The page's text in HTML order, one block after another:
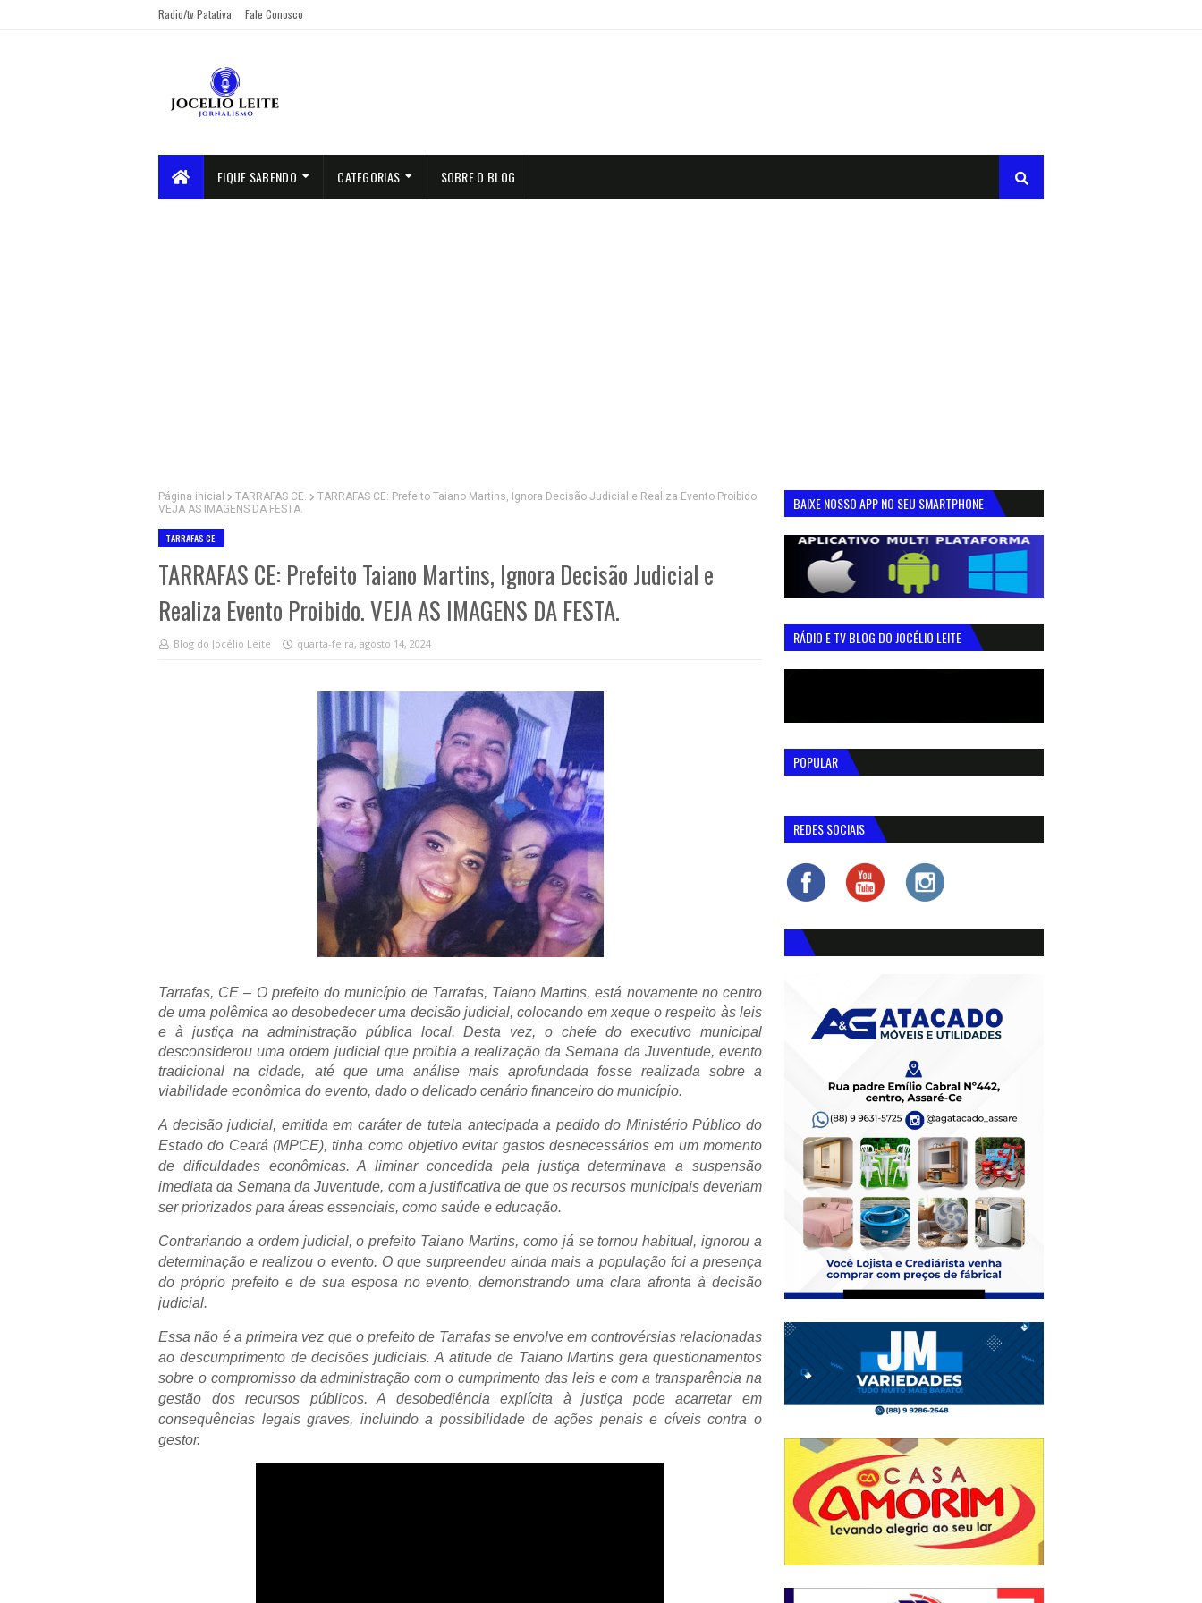
Radio/tv Patativa Fale Conosco
FIQUE SABENDO CATEGORIAS SOBRE O BLOG
Página inicial TARRAFAS CE.
TARRAFAS CE: Prefeito Taiano Martins, Ignora Decisão Judicial e Realiza Evento Proibido.
VEJA AS IMAGENS DA FESTA.
TARRAFAS CE.
TARRAFAS CE: Prefeito Taiano Martins, Ignora Decisão Judicial e
Realiza Evento Proibido. VEJA AS IMAGENS DA FESTA.
Blog do Jocélio Leite quarta-feira, agosto 14, 2024
Tarrafas, CE – O prefeito do município de Tarrafas, Taiano Martins, está novamente no centro
de uma polêmica ao desobedecer uma decisão judicial, colocando em xeque o respeito às leis
e à justiça na administração pública local. Desta vez, o chefe do executivo municipal
desconsiderou uma ordem judicial que proibia a realização da Semana da Juventude, evento
tradicional na cidade, até que uma análise mais aprofundada fosse realizada sobre a
viabilidade econômica do evento, dado o delicado cenário financeiro do município.
A decisão judicial, emitida em caráter de tutela antecipada a pedido do Ministério Público do
Estado do Ceará (MPCE), tinha como objetivo evitar gastos desnecessários em um momento
de dificuldades econômicas. A liminar concedida pela justiça determinava a suspensão
imediata da Semana da Juventude, com a justificativa de que os recursos municipais deveriam
ser priorizados para áreas essenciais, como saúde e educação.
Contrariando a ordem judicial, o prefeito Taiano Martins, como já se tornou habitual, ignorou a
determinação e realizou o evento. O que surpreendeu ainda mais a população foi a presença
do próprio prefeito e de sua esposa no evento, demonstrando uma clara afronta à decisão
judicial.
Essa não é a primeira vez que o prefeito de Tarrafas se envolve em controvérsias relacionadas
ao descumprimento de decisões judiciais. A atitude de Taiano Martins gera questionamentos
sobre o compromisso da administração com o cumprimento das leis e com a transparência na
gestão dos recursos públicos. A desobediência explícita à justiça pode acarretar em
consequências legais graves, incluindo a possibilidade de ações penais e cíveis contra o
gestor.
BAIXE NOSSO APP NO SEU SMARTPHONE
RÁDIO E TV BLOG DO JOCÉLIO LEITE
POPULAR
REDES SOCIAIS